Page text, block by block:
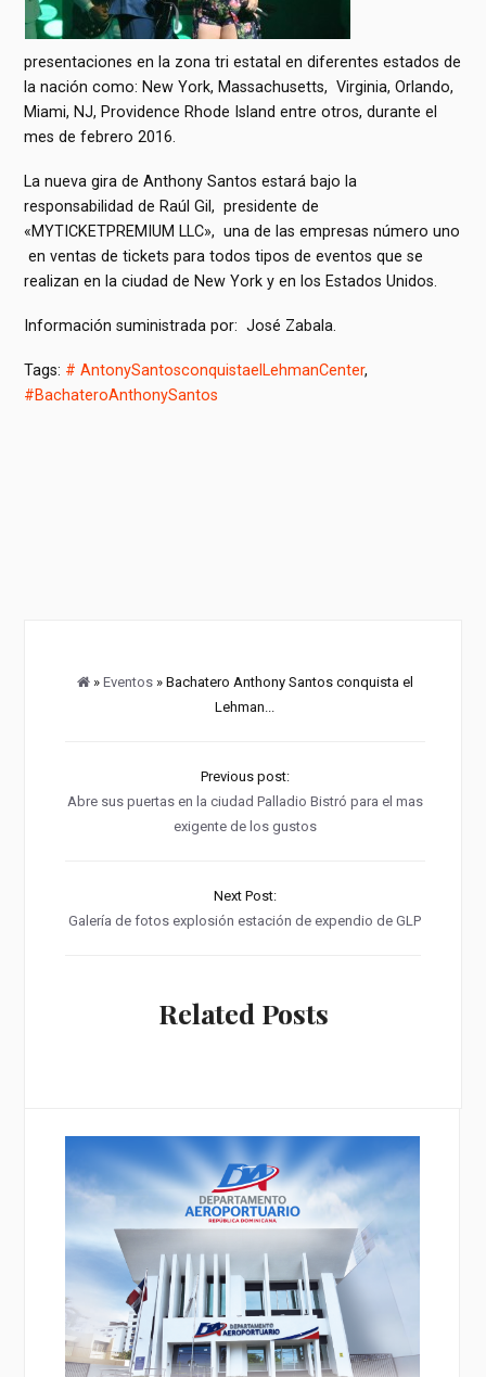
presentaciones en la zona tri estatal en diferentes estados de
la nación como: New York, Massachusetts, Virginia, Orlando,
Miami, NJ, Providence Rhode Island entre otros, durante el
mes de febrero 2016.
La nueva gira de Anthony Santos estará bajo la
responsabilidad de Raúl Gil, presidente de
«MYTICKETPREMIUM LLC», una de las empresas número uno
en ventas de tickets para todos tipos de eventos que se
realizan en la ciudad de New York y en los Estados Unidos.
Información suministrada por: José Zabala.
Tags: # AntonySantosconquistaelLehmanCenter,
#BachateroAnthonySantos
» Eventos» Bachatero Anthony Santos conquista el
Lehman...
Previous post:
Abre sus puertas en la ciudad Palladio Bistró para el mas
exigente de los gustos
Next Post:
Galería de fotos explosión estación de expendio de GLP
Related Posts